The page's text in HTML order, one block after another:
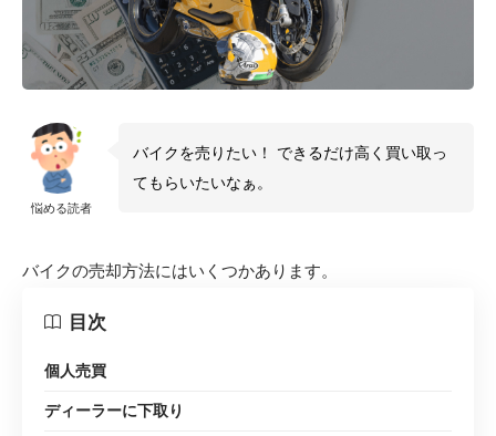
悩める読者
バイクを売りたい！ できるだけ高く買い取っ
てもらいたいなぁ。
バイクの売却方法にはいくつかあります。
目次
個人売買
ディーラーに下取り